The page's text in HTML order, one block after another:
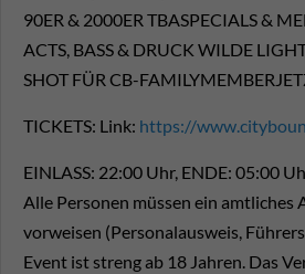
90ER & 2000ER TBASPECIALS &
ACTS, BASS & DRUCK WILDE
SHOT FÜR CB-
TICKETS: Link: https://
EINLASS: 22:00 Uhr, ENDE: 05:00
Alle Personen müssen ein amtliches
vorweisen (Personalausweis,
Event ist streng ab 18 Jahren. Das